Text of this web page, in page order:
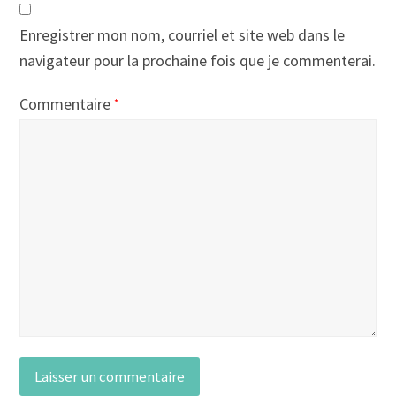
Enregistrer mon nom, courriel et site web dans le
navigateur pour la prochaine fois que je commenterai.
Commentaire*